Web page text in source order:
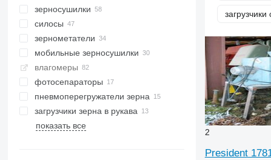
зерносушилки
силосы
зернометатели
мобильные зерносушилки
влагомеры
фотосепараторы
пневмоперегружатели зерна
загрузчики зерна в рукава
показать все
загрузчики
2
President